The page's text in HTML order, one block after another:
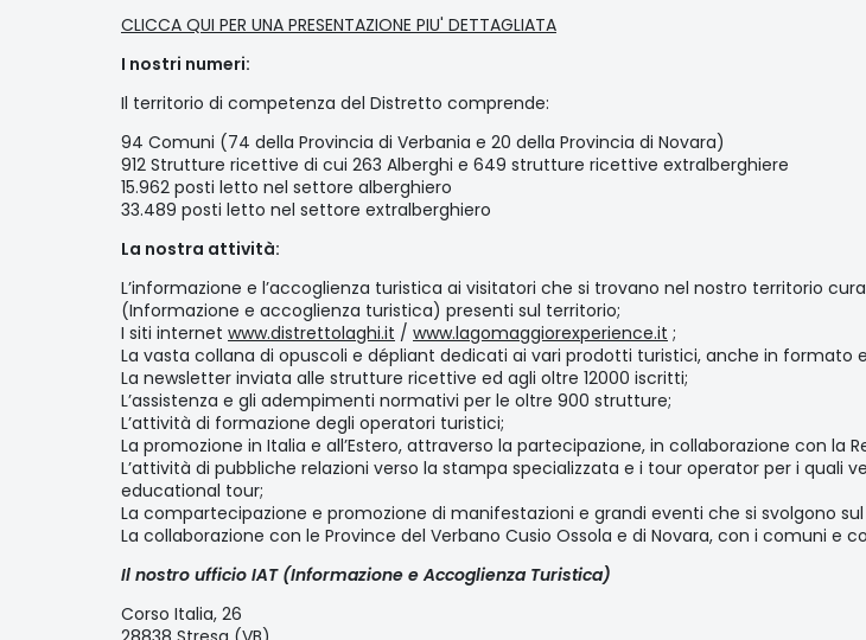
CLICCA QUI PER UNA PRESENTAZIONE PIU' DETTAGLIATA
I nostri numeri:
Il territorio di competenza del Distretto comprende:
94 Comuni (74 della Provincia di Verbania e 20 della Provincia di Novara)
912 Strutture ricettive di cui 263 Alberghi e 649 strutture ricettive extralberghiere
15.962 posti letto nel settore alberghiero
33.489 posti letto nel settore extralberghiero
La nostra attività:
L’informazione e l’accoglienza turistica ai visitatori che si trovano nel nostro territorio
(Informazione e accoglienza turistica) presenti sul territorio;
I siti internet www.distrettolaghi.it / www.lagomaggiorexperience.it ;
La vasta collana di opuscoli e dépliant dedicati ai vari prodotti turistici, anche in formato
La newsletter inviata alle strutture ricettive ed agli oltre 12000 iscritti;
L’assistenza e gli adempimenti normativi per le oltre 900 strutture;
L’attività di formazione degli operatori turistici;
La promozione in Italia e all’Estero, attraverso la partecipazione, in collaborazione con la
L’attività di pubbliche relazioni verso la stampa specializzata e i tour operator per i quali
educational tour;
La compartecipazione e promozione di manifestazioni e grandi eventi che si svolgono
La collaborazione con le Province del Verbano Cusio Ossola e di Novara, con i comuni e
Il nostro ufficio IAT (Informazione e Accoglienza Turistica)
Corso Italia, 26